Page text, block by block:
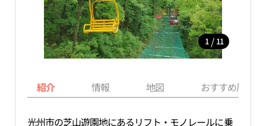
1 / 11
紹介 情報 地図 おすすめ周辺
光州市の芝山遊園地にあるリフト・モノレールに乗